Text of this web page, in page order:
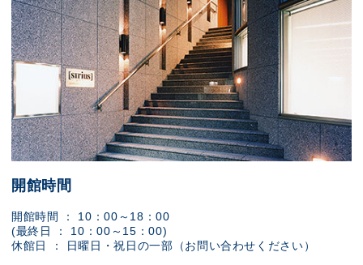
開館時間
開館時間 ： 10：00～18：00
(最終日 ： 10：00～15：00)
休館日 ： 日曜日・祝日の一部（お問い合わせください）